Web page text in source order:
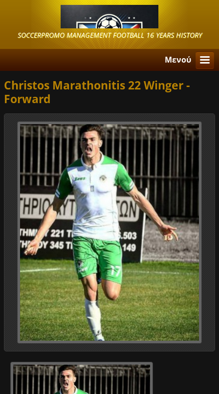
SOCCERPROMO MANAGEMENT FOOTBALL 16 YEARS HISTORY
Μενού
Christos Marathonitis 22 Winger -
Forward